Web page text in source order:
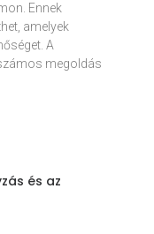
Ennek
amelyek
A
megoldás
és az